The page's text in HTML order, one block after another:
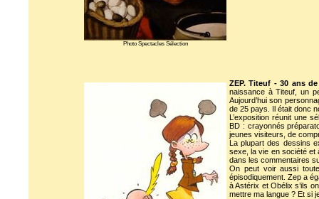
Photo Spectacles Sélection
ZEP. Titeuf - 30 ans
naissance à Titeuf, un
Aujourd’hui son
de 25 pays. Il était donc
L’exposition réunit une
BD : crayonnés
jeunes visiteurs, de
La plupart des dessins
sexe, la vie en société et
dans les commentaires
On peut voir aussi
épisodiquement. Zep a
à Astérix et Obélix s’ils
mettre ma langue ? Et si